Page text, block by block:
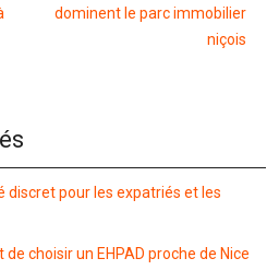
dominent le parc immobilier
niçois
discret pour les expatriés et les
choisir un EHPAD proche de Nice